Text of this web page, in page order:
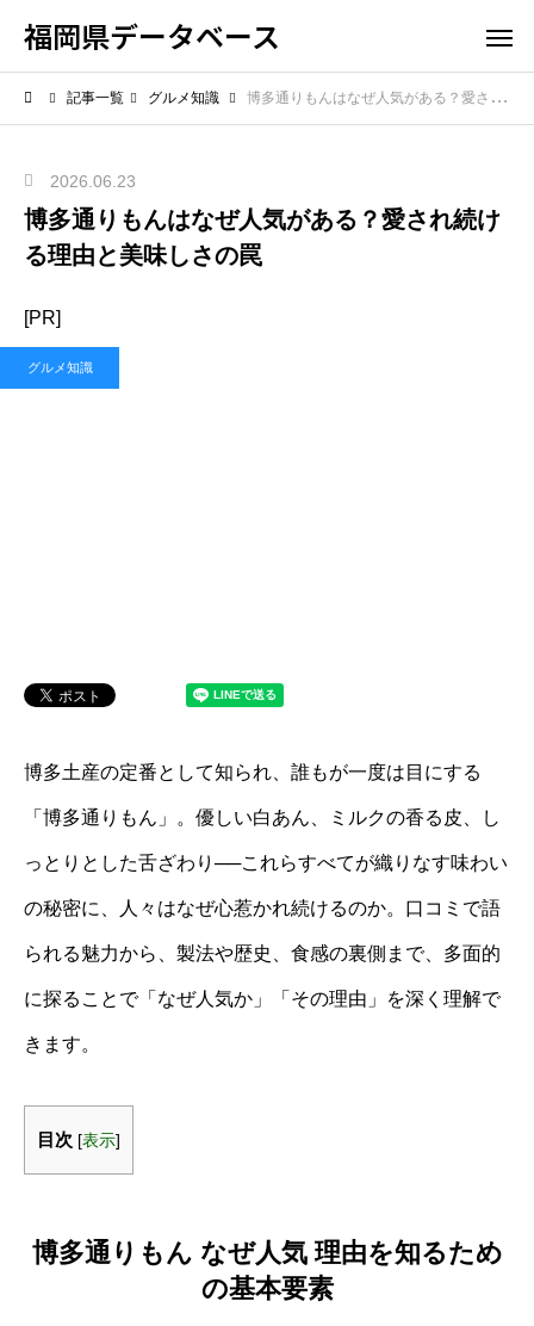
福岡県データベース
記事一覧 グルメ知識 博多通りもんはなぜ人気がある？愛され続ける理由と美味しさの罠
2026.06.23
博多通りもんはなぜ人気がある？愛され続け
る理由と美味しさの罠
[PR]
グルメ知識
博多土産の定番として知られ、誰もが一度は目にする
「博多通りもん」。優しい白あん、ミルクの香る皮、し
っとりとした舌ざわり──これらすべてが織りなす味わい
の秘密に、人々はなぜ心惹かれ続けるのか。口コミで語
られる魅力から、製法や歴史、食感の裏側まで、多面的
に探ることで「なぜ人気か」「その理由」を深く理解で
きます。
目次 [表示]
博多通りもん なぜ人気 理由を知るため
の基本要素